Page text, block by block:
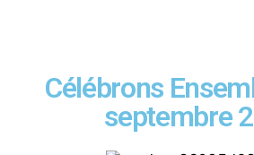
Célébrons
septembre